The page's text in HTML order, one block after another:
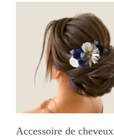
Ajouter Au Panier
Accessoire de cheveux